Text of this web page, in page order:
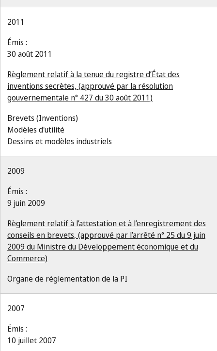
2011
Émis :
30 août 2011
Règlement relatif à la tenue du registre d’État des
inventions secrètes, (approuvé par la résolution
gouvernementale n° 427 du 30 août 2011)
Brevets (Inventions)
Modèles d'utilité
Dessins et modèles industriels
2009
Émis :
9 juin 2009
Règlement relatif à l’attestation et à l’enregistrement des
conseils en brevets, (approuvé par l’arrêté n° 25 du 9 juin
2009 du Ministre du Développement économique et du
Commerce)
Organe de réglementation de la PI
2007
Émis :
10 juillet 2007